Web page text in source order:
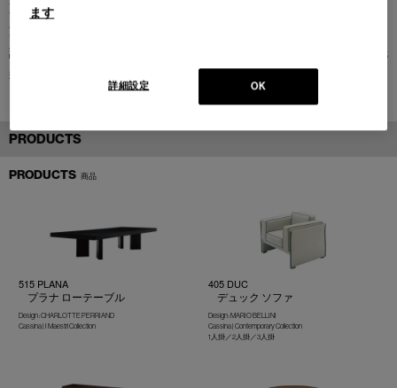
東京都(2022)
施主：
設計：
（設計担当：梅岡 佐知子、営業担当：相庭 武
瑠）
PRODUCTS
PRODUCTS 商品
515 PLANA
プラナ ローテーブル
Design : CHARLOTTE PERRIAND
Cassina | I Maestri Collection
405 DUC
デュック ソファ
Design : MARIO BELLINI
Cassina | Contemporary Collection
1人掛／2人掛／3人掛
ます
OK
詳細設定